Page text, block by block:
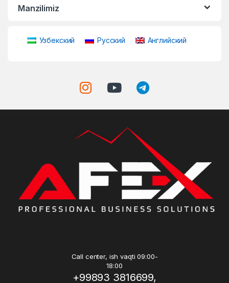
Manzilimiz
Узбекский Русский Английский
Call center, ish vaqti 09:00-
18:00
+99893 3816699,